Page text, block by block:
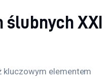
XXI
kluczowym elementem